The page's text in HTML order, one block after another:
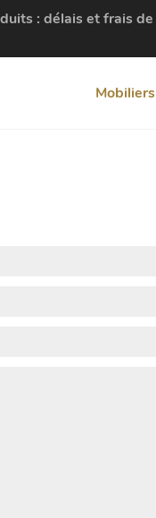
: délais et frais de
Mobiliers